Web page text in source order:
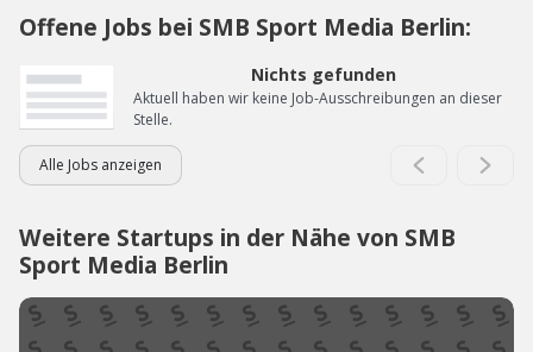
Offene Jobs bei SMB Sport Media Berlin:
Nichts gefunden
Aktuell haben wir keine Job-Ausschreibungen an dieser
Stelle.
Alle Jobs anzeigen
Weitere Startups in der Nähe von SMB
Sport Media Berlin